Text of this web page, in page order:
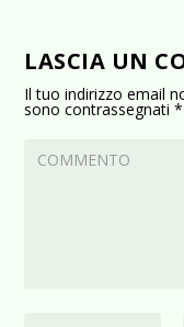
LASCIA UN
Il tuo indirizzo email
sono contrassegnati*